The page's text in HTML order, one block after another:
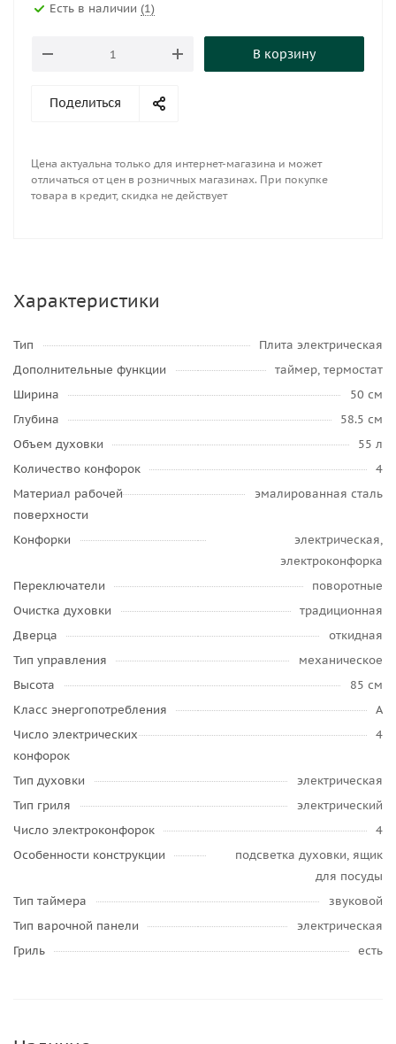
Есть в наличии (1)
В корзину
Поделиться
Цена актуальна только для интернет-магазина и может
отличаться от цен в розничных магазинах. При покупке
товара в кредит, скидка не действует
Характеристики
Тип
Плита электрическая
Дополнительные функции
таймер, термостат
Ширина
50 см
Глубина
58.5 см
Объем духовки
55 л
Количество конфорок
4
Материал рабочей
поверхности
эмалированная сталь
Конфорки
электрическая,
электроконфорка
Переключатели
поворотные
Очистка духовки
традиционная
Дверца
откидная
Тип управления
механическое
Высота
85 см
Класс энергопотребления
A
Число электрических
конфорок
4
Тип духовки
электрическая
Тип гриля
электрический
Число электроконфорок
4
Особенности конструкции
подсветка духовки, ящик
для посуды
Тип таймера
звуковой
Тип варочной панели
электрическая
Гриль
есть